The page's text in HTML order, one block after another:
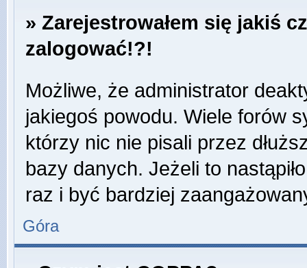
» Zarejestrowałem się jakiś
zalogować!?!
Możliwe, że administrator
jakiegoś powodu. Wiele forów
którzy nic nie pisali przez
bazy danych. Jeżeli to
raz i być bardziej
Góra